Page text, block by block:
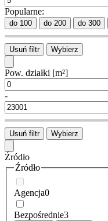
Popularne:
do 100 do 200 do 300
Usuń filtr Wybierz
Pow. działki [m²]
-
Usuń filtr Wybierz
Źródło
Źródło
Agencja0
Bezpośrednie3